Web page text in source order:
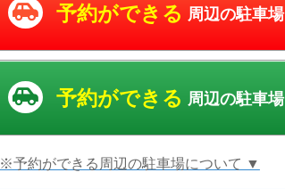
予約ができる 周辺の駐車場
予約ができる 周辺の駐車場
※予約ができる周辺の駐車場について ▼